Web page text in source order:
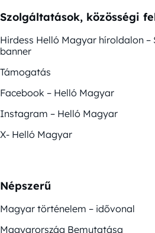
Szolgáltatások, közösségi
Hirdess Helló Magyar híroldalon
banner
Támogatás
Facebook – Helló Magyar
Instagram – Helló Magyar
X- Helló Magyar
Népszerű
Magyar történelem – idővonal
Magyarország Bemutatása